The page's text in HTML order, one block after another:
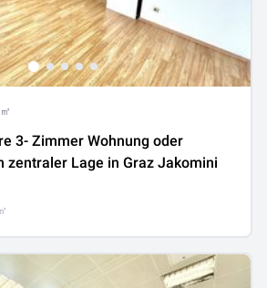
3- Zimmer Wohnung oder
zentraler Lage in Graz Jakomini